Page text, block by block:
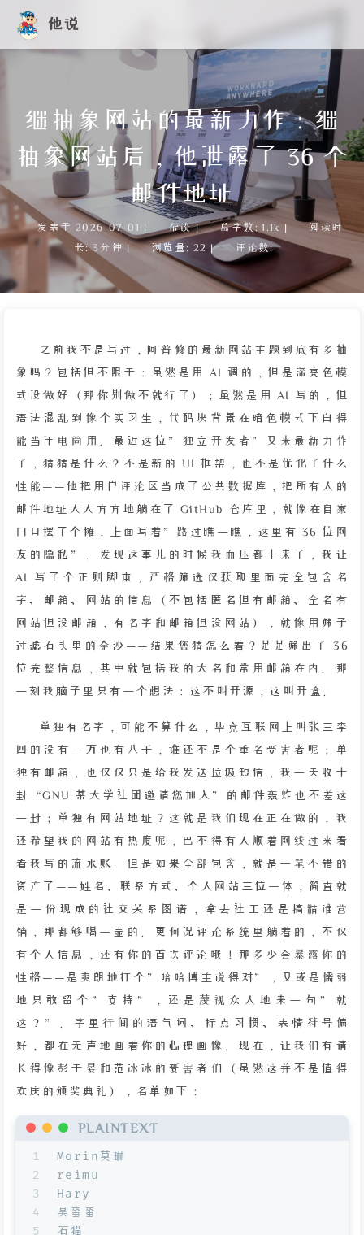
他说
继抽象网站的最新力作：继
抽象网站后，他泄露了 36 个
邮件地址
发表于 2026-07-01 | 杂谈 | 总字数: 1.1k |
阅读时
长: 3分钟 | 浏览量: 22 | 评论数:
之前我不是写过，阿普修的最新网站主题到底有多抽
象吗？包括但不限于：虽然是用 AI 调的，但是深亮色模
式没做好（那你别做不就行了）；虽然是用 AI 写的，但
语法混乱到像个实习生，代码块背景在暗色模式下白得
能当手电筒用。最近这位”独立开发者”又来最新力作
了，猜猜是什么？不是新的 UI 框架，也不是优化了什么
性能——他把用户评论区当成了公共数据库，把所有人的
邮件地址大大方方地躺在了 GitHub 仓库里，就像在自家
门口摆了个摊，上面写着”路过瞧一瞧，这里有 36 位网
友的隐私”。发现这事儿的时候我血压都上来了，我让
AI 写了个正则脚本，严格筛选仅获取里面完全包含名
字、邮箱、网站的信息（不包括匿名但有邮箱、全名有
网站但没邮箱，有名字和邮箱但没网站），就像用筛子
过滤石头里的金沙——结果您猜怎么着？足足筛出了 36
位完整信息，其中就包括我的大名和常用邮箱在内。那
一刻我脑子里只有一个想法：这不叫开源，这叫开盒。
单独有名字，可能不算什么，毕竟互联网上叫张三李
四的没有一万也有八千，谁还不是个重名受害者呢；单
独有邮箱，也仅仅只是给我发送垃圾短信，我一天收十
封“GNU 某大学社团邀请您加入”的邮件轰炸也不差这
一封；单独有网站地址？这就是我们现在正在做的，我
还希望我的网站有热度呢，巴不得有人顺着网线过来看
看我写的流水账。但是如果全部包含，就是一笔不错的
资产了——姓名、联系方式、个人网站三位一体，简直就
是一份现成的社交关系图谱，拿去社工还是搞精准营
销，那都够喝一壶的。更何况评论系统里躺着的，不仅
有个人信息，还有你的首次评论哦！那多少会暴露你的
性格——是爽朗地打个”哈哈博主说得对”，又或是懦弱
地只敢留个”支持”，还是蔑视众人地来一句”就
这？”。字里行间的语气词、标点习惯、表情符号偏
好，都在无声地画着你的心理画像。现在，让我们有请
长得像彭于晏和范冰冰的受害者们（虽然这并不是值得
欢庆的颁奖典礼），名单如下：
PLAINTEXT
1
2
3
4
5
Morin莫琳
reimu
Hary
吴蛋蛋
石猫